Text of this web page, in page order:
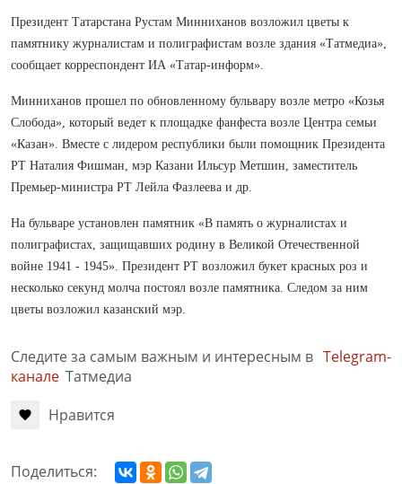
Президент Татарстана Рустам Минниханов возложил цветы к
памятнику журналистам и полиграфистам возле здания «Татмедиа»,
сообщает корреспондент ИА «Татар-информ».
Минниханов прошел по обновленному бульвару возле метро «Козья
Слобода», который ведет к площадке фанфеста возле Центра семьи
«Казан». Вместе с лидером республики были помощник Президента
РТ Наталия Фишман, мэр Казани Ильсур Метшин, заместитель
Премьер-министра РТ Лейла Фазлеева и др.
На бульваре установлен памятник «В память о журналистах и
полиграфистах, защищавших родину в Великой Отечественной
войне 1941 - 1945». Президент РТ возложил букет красных роз и
несколько секунд молча постоял возле памятника. Следом за ним
цветы возложил казанский мэр.
Следите за самым важным и интересным в Telegram-
канале Татмедиа
Нравится
Поделиться: